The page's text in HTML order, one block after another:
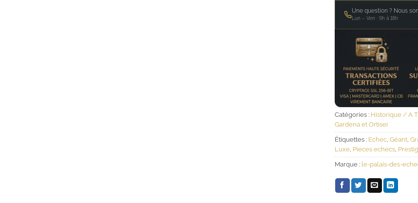
Une question ? Nous
Lun – Ven · 9h à 18h
Catégories : Historique / A
Gardena et Ortisei
Étiquettes : Echec, Géant,
Luxe, Pieces echecs,
Marque : le-palais-des-